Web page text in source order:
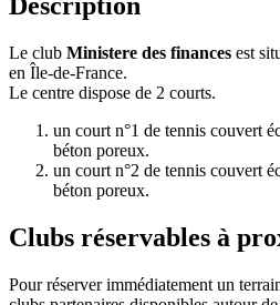
Le club Ministere des finances est
en Île-de-France.
Le centre dispose de 2 courts.
un court n°1 de tennis couvert
béton poreux.
un court n°2 de tennis couvert
béton poreux.
Clubs réservables à
Pour réserver immédiatement un